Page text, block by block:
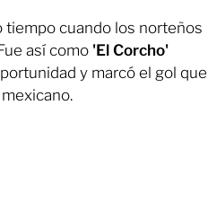
tiempo cuando los norteños
así como 'El Corcho'
y marcó el gol que